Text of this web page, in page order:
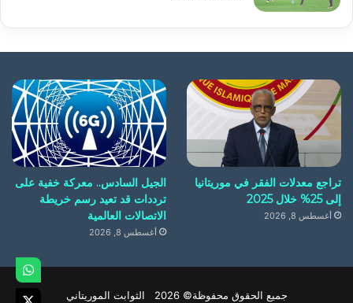
تراجع معدلات الفقر في موريتانيا
إلى 25% خلال 2025
أغسطس 8, 2026
الجيل السادس.. معركة خفية على
ترددات قد تعيد رسم خريطة
الاتصالات العالمية
أغسطس 8, 2026
جميع الحقوق محفوظة© 2026 الثوابت الموريتاني